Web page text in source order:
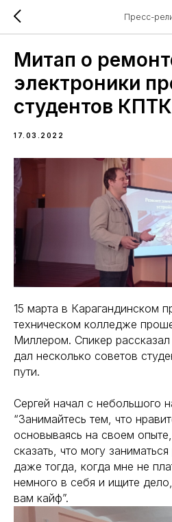
Пресс-
Митап о
электроники
студентов КПТК
17.03.2022
15 марта в Карагандинском
техническом колледже
Миллером. Спикер
дал несколько советов
пути.
Сергей начал с небольшого
“Занимайтесь тем, что
основываясь на своем
сказать, что могу
даже тогда, когда мне не
немного в себя и ищите
вам кайф”.